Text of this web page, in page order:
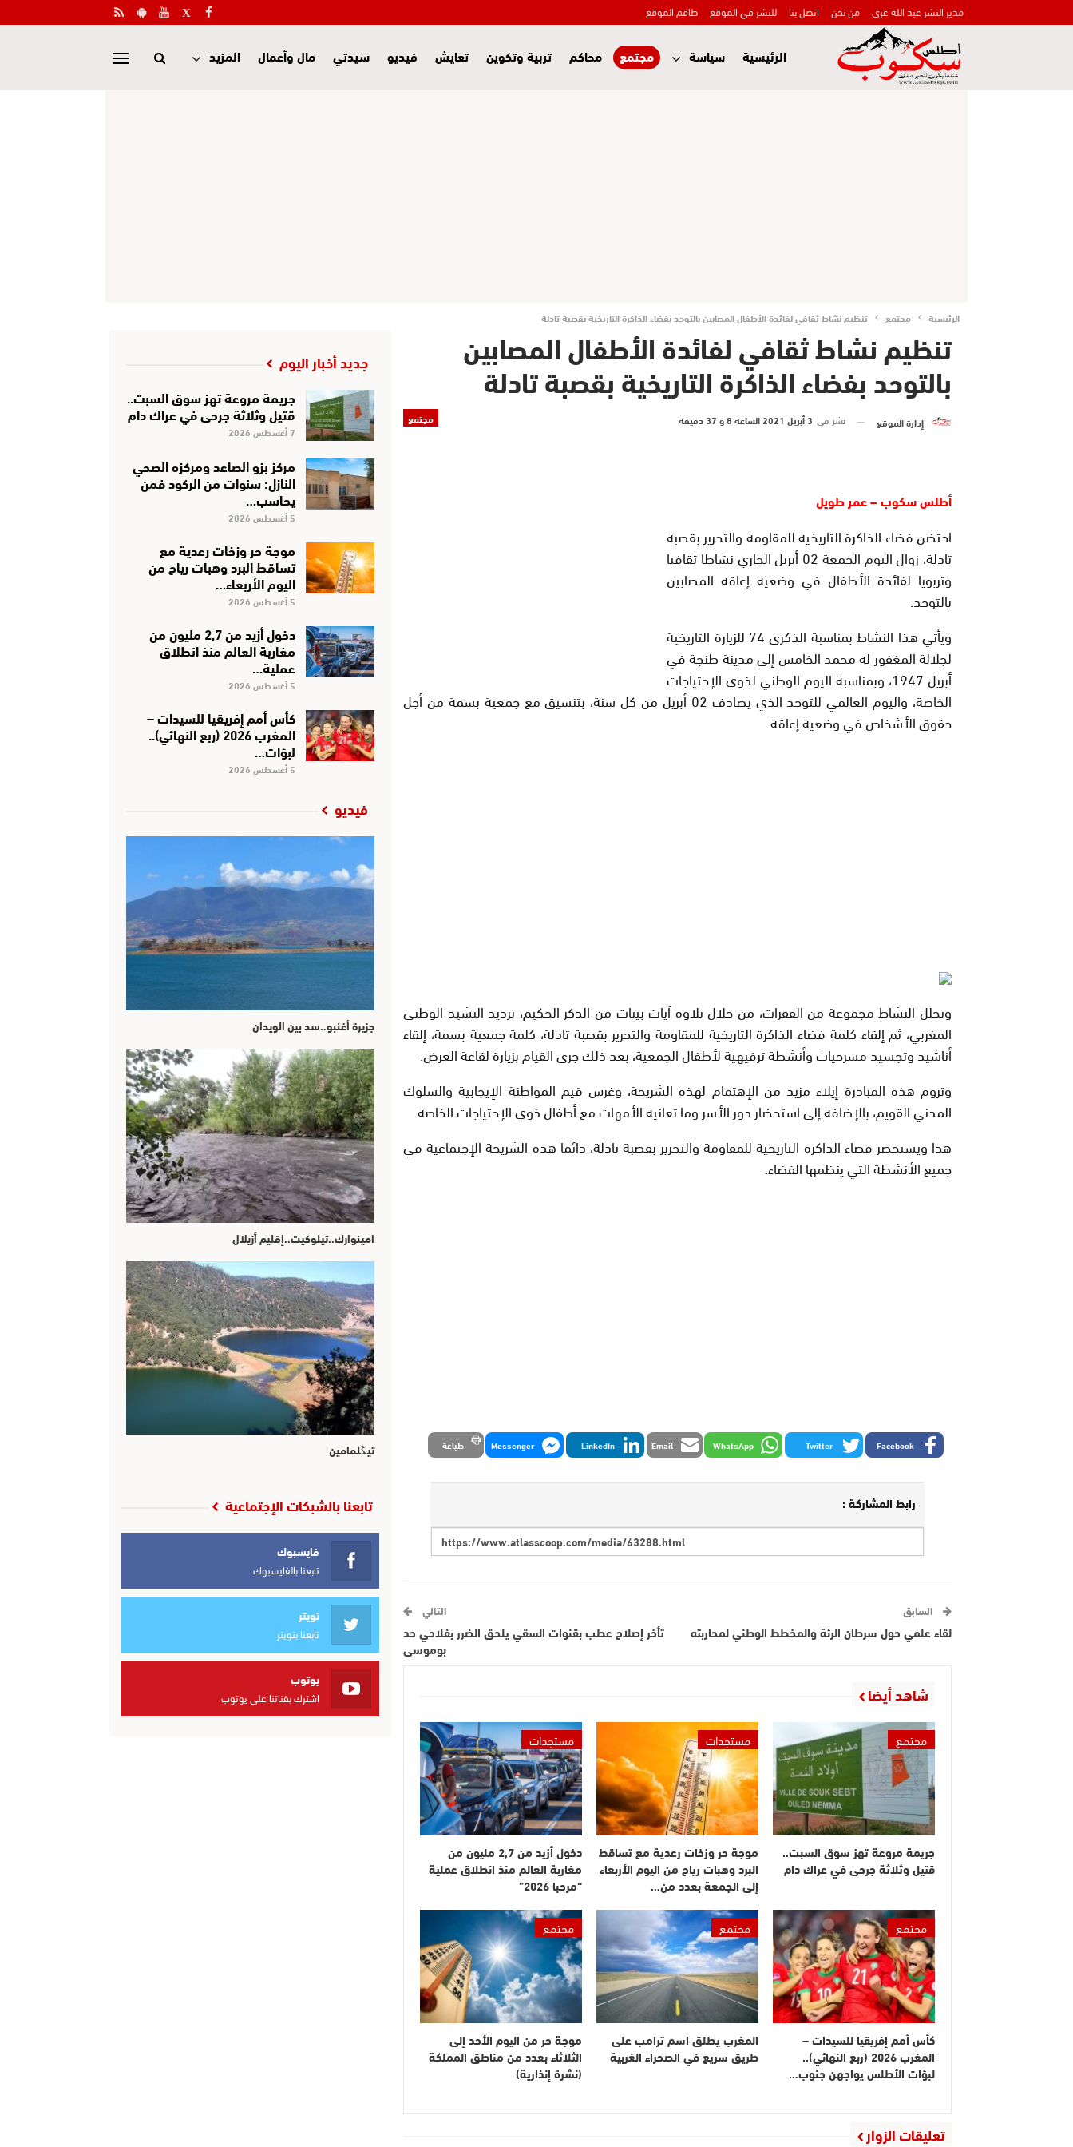
مدير النشر عبد الله عزي من نحن اتصل بنا للنشر في الموقع طاقم الموقع
الرئيسية سياسة مجتمع محاكم تربية وتكوين تعايش فيديو سيدتي مال وأعمال المزيد
الرئيسية مجتمع تنظيم نشاط ثقافي لفائدة الأطفال المصابين بالتوحد بفضاء الذاكرة التاريخية بقصبة تادلة
تنظيم نشاط ثقافي لفائدة الأطفال المصابين
بالتوحد بفضاء الذاكرة التاريخية بقصبة تادلة
مجتمع إدارة الموقع نشر في 3 أبريل 2021 الساعة 8 و 37 دقيقة
أطلس سكوب – عمر طويل
احتضن فضاء الذاكرة التاريخية للمقاومة والتحرير بقصبة
تادلة، زوال اليوم الجمعة 02 أبريل الجاري نشاطا ثقافيا
وتربويا لفائدة الأطفال في وضعية إعاقة المصابين
بالتوحد.
ويأتي هذا النشاط بمناسبة الذكرى 74 للزيارة التاريخية
لجلالة المغفور له محمد الخامس إلى مدينة طنجة في
أبريل 1947، وبمناسبة اليوم الوطني لذوي الإحتياجات
الخاصة، واليوم العالمي للتوحد الذي يصادف 02 أبريل من كل سنة، بتنسيق مع جمعية بسمة من أجل
حقوق الأشخاص في وضعية إعاقة.
وتخلل النشاط مجموعة من الفقرات، من خلال تلاوة آيات بينات من الذكر الحكيم، ترديد النشيد الوطني
المغربي، ثم إلقاء كلمة فضاء الذاكرة التاريخية للمقاومة والتحرير بقصبة تادلة، كلمة جمعية بسمة، إلقاء
أناشيد وتجسيد مسرحيات وأنشطة ترفيهية لأطفال الجمعية، بعد ذلك جرى القيام بزيارة لقاعة العرض.
وتروم هذه المبادرة إيلاء مزيد من الإهتمام لهذه الشريحة، وغرس قيم المواطنة الإيجابية والسلوك
المدني القويم، بالإضافة إلى استحضار دور الأسر وما تعانيه الأمهات مع أطفال ذوي الإحتياجات الخاصة.
هذا ويستحضر فضاء الذاكرة التاريخية للمقاومة والتحرير بقصبة تادلة، دائما هذه الشريحة الإجتماعية في
جميع الأنشطة التي ينظمها الفضاء.
Facebook
Twitter
WhatsApp
Email
LinkedIn
Messenger طباعة
رابط المشاركة :
السابق
لقاء علمي حول سرطان الرئة والمخطط الوطني لمحاربته
التالي
تأخر إصلاح عطب بقنوات السقي يلحق الضرر بفلاحي حد
بوموسى
شاهد أيضا
مجتمع
جريمة مروعة تهز سوق السبت..
قتيل وثلاثة جرحى في عراك دام
مستجدات
موجة حر وزخات رعدية مع تساقط
البرد وهبات رياح من اليوم الأربعاء
إلى الجمعة بعدد من…
مستجدات
دخول أزيد من 2,7 مليون من
مغاربة العالم منذ انطلاق عملية
“مرحبا 2026”
مجتمع
كأس أمم إفريقيا للسيدات –
المغرب 2026 (ربع النهائي)..
لبؤات الأطلس يواجهن جنوب…
مجتمع
المغرب يطلق اسم ترامب على
طريق سريع في الصحراء الغربية
مجتمع
موجة حر من اليوم الأحد إلى
الثلاثاء بعدد من مناطق المملكة
(نشرة إنذارية)
تعليقات الزوار
جديد أخبار اليوم
جريمة مروعة تهز سوق السبت..
قتيل وثلاثة جرحى في عراك دام
7 أغسطس 2026
مركز بزو الصاعد ومركزه الصحي
النازل: سنوات من الركود فمن
يحاسب…
5 أغسطس 2026
موجة حر وزخات رعدية مع
تساقط البرد وهبات رياح من
اليوم الأربعاء…
5 أغسطس 2026
دخول أزيد من 2,7 مليون من
مغاربة العالم منذ انطلاق
عملية…
5 أغسطس 2026
كأس أمم إفريقيا للسيدات –
المغرب 2026 (ربع النهائي)..
لبؤات…
5 أغسطس 2026
فيديو
جزيرة أغنبو..سد بين الويدان
امينوارك..تيلوكيت..إقليم أزيلال
تيڭلمامين
تابعنا بالشبكات الإجتماعية
فايسبوك
تابعنا بالفايسبوك
تويتر
تابعنا بتويتر
يوتوب
اشترك بقناتنا على يوتوب